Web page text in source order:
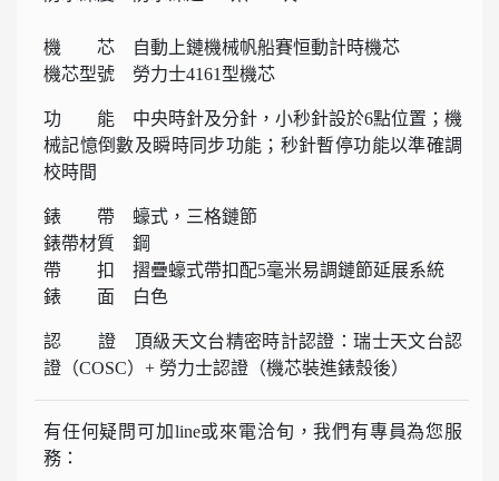
機 芯 自動上鏈機械帆船賽恒動計時機芯
機芯型號 勞力士4161型機芯
功 能 中央時針及分針，小秒針設於6點位置；機
械記憶倒數及瞬時同步功能；秒針暫停功能以準確調
校時間
錶 帶 蠔式，三格鏈節
錶帶材質 鋼
帶 扣 摺疊蠔式帶扣配5毫米易調鏈節延展系統
錶 面 白色
認 證 頂級天文台精密時計認證：瑞士天文台認
證（COSC）+ 勞力士認證（機芯裝進錶殼後）
有任何疑問可加line或來電洽旬，我們有專員為您服
務：